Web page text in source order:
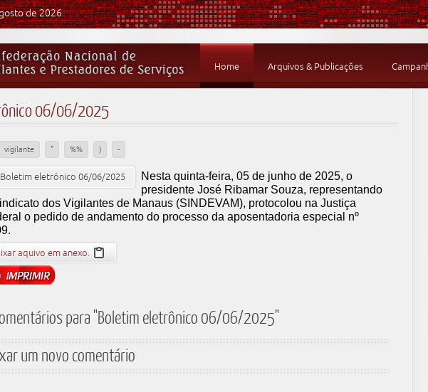
de 2026
Home Arquivos & Publicações
06/06/2025
vigilante " %% ) -
Nesta quinta-feira, 05 de junho de 2025, o
presidente José Ribamar Souza, representando
dos Vigilantes de Manaus (SINDEVAM), protocolou na Justiça
o pedido de andamento do processo da aposentadoria especial nº
aquivo em anexo.
para "Boletim eletrônico 06/06/2025"
um novo comentário